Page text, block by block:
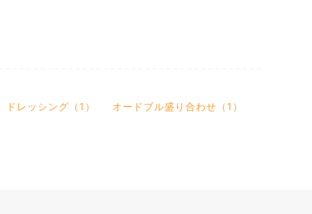
ドレッシング（1）
オードブル盛り合わせ（1）